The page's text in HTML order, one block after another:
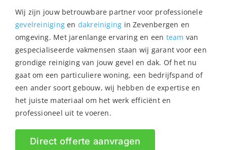
Wij zijn jouw betrouwbare partner voor professionele
gevelreinigingen dakreiniging in Zevenbergen en
omgeving. Met jarenlange ervaring en een team van
gespecialiseerde vakmensen staan wij garant voor een
grondige reiniging van jouw gevel en dak. Of het nu
gaat om een particuliere woning, een bedrijfspand of
een ander soort gebouw, wij hebben de expertise en
het juiste materiaal om het werk efficiënt en
professioneel uit te voeren.
Direct offerte aanvragen